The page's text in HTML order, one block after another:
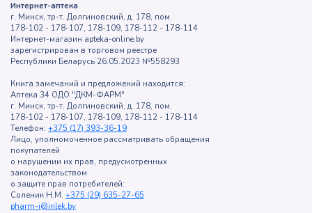
Интернет-аптека
г. Минск, тр-т. Долгиновский, д. 178, пом.
178-102 - 178-107, 178-109, 178-112 - 178-114
Интернет-магазин apteka-online.by
зарегистрирован в торговом реестре
Республики Беларусь 26.05.2023 №558293
Книга замечаний и предложений находится:
Аптека 34 ОДО "ДКМ-ФАРМ"
г. Минск, тр-т. Долгиновский, д. 178, пом.
178-102 - 178-107, 178-109, 178-112 - 178-114
Телефон: +375 (17) 393-36-19
Лицо, уполномоченное рассматривать обращения
покупателей
о нарушении их прав, предусмотренных
законодательством
о защите прав потребителей:
Соленик Н.М. +375 (29) 635-27-65
pharm-i@inlek.by